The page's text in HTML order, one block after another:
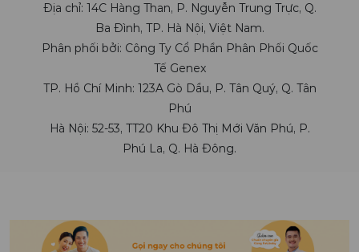
Địa chỉ: 14C Hàng Than, P. Nguyễn Trung Trực, Q.
Ba Đình, TP. Hà Nội, Việt Nam.
Phân phối bởi: Công Ty Cổ Phần Phân Phối Quốc
Tế Genex
TP. Hồ Chí Minh: 123A Gò Dầu, P. Tân Quý, Q. Tân
Phú
Hà Nội: 52-53, TT20 Khu Đô Thị Mới Văn Phú, P.
Phú La, Q. Hà Đông.